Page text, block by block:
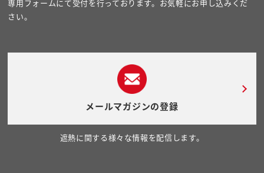
専用フォームにて受付を行っております。お気軽にお申し込みくだ
さい。
メールマガジンの登録
遮熱に関する様々な情報を配信します。